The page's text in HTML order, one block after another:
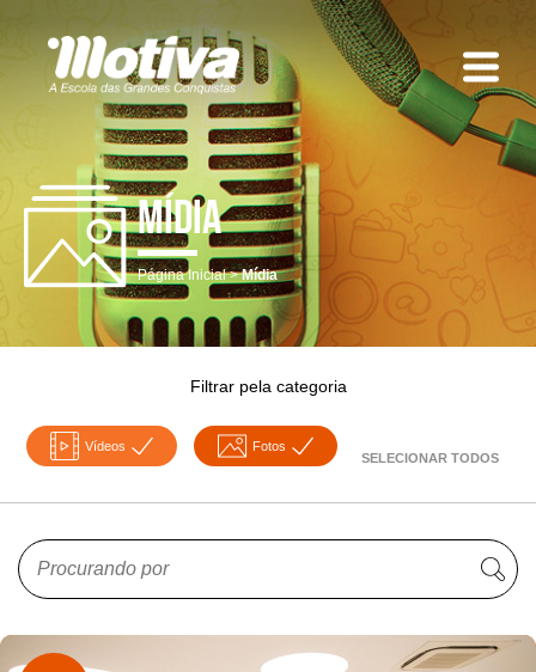
Mídia
Página Inicial Mídia
Filtrar pela categoria
Vídeos
Fotos
SELECIONAR TODOS